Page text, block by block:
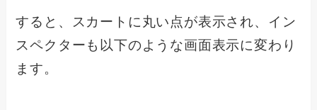
すると、スカートに丸い点が表示され、イン
スペクターも以下のような画面表示に変わり
ます。